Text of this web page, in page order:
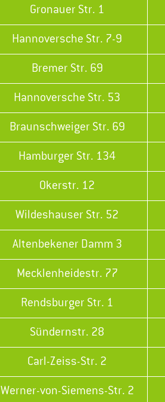
Gronauer Str. 1
Hannoversche Str. 7-9
Bremer Str. 69
Hannoversche Str. 53
Braunschweiger Str. 69
Hamburger Str. 134
Okerstr. 12
Wildeshauser Str. 52
Altenbekener Damm 3
Mecklenheidestr. 77
Rendsburger Str. 1
Sündernstr. 28
Carl-Zeiss-Str. 2
Werner-von-Siemens-Str. 2